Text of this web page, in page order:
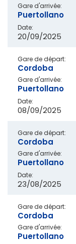
Gare d'arrivée:
Puertollano
Date:
20/09/2025
Gare de départ:
Cordoba
Gare d'arrivée:
Puertollano
Date:
08/09/2025
Gare de départ:
Cordoba
Gare d'arrivée:
Puertollano
Date:
23/08/2025
Gare de départ:
Cordoba
Gare d'arrivée:
Puertollano